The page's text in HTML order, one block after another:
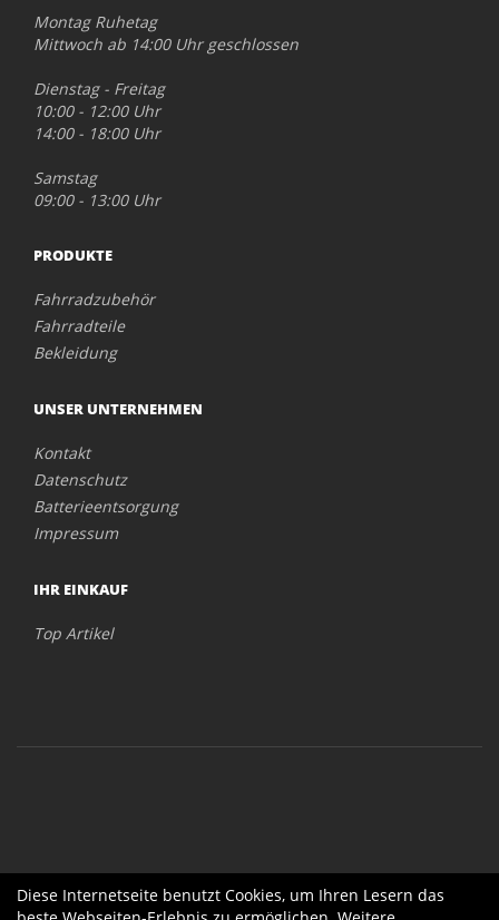
Montag Ruhetag
Mittwoch ab 14:00 Uhr geschlossen
Dienstag - Freitag
10:00 - 12:00 Uhr
14:00 - 18:00 Uhr
Samstag
09:00 - 13:00 Uhr
PRODUKTE
Fahrradzubehör
Fahrradteile
Bekleidung
UNSER UNTERNEHMEN
Kontakt
Datenschutz
Batterieentsorgung
Impressum
IHR EINKAUF
Top Artikel
Diese Internetseite benutzt Cookies, um Ihren Lesern das